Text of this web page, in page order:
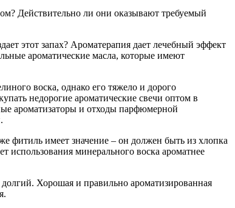
Действительно ли они оказывают требуемый
этот запах? Ароматерапия дает лечебный эффект
ароматические масла, которые имеют
воска, однако его тяжело и дорого
недорогие ароматические свечи оптом в
ароматизаторы и отходы парфюмерной
фитиль имеет значение – он должен быть из хлопка
использования минерального воска ароматнее
Хорошая и правильно ароматизированная